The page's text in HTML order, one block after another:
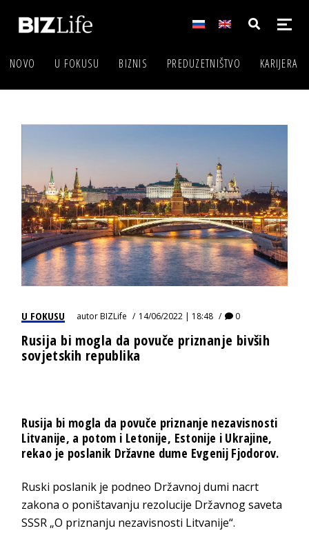
NOVO U FOKUSU BIZNIS PREDUZETNIŠTVO KARIJERA
U FOKUSU autorBIZLife 14/06/2022 | 18:48 0
Rusija bi mogla da povuče priznanje bivših
sovjetskih republika
Rusija bi mogla da povuče priznanje nezavisnosti
Litvanije, a potom i Letonije, Estonije i Ukrajine,
rekao je poslanik Državne dume Evgenij Fjodorov.
Ruski poslanik je podneo Državnoj dumi nacrt
zakona o poništavanju rezolucije Državnog saveta
SSSR „O priznanju nezavisnosti Litvanije“.